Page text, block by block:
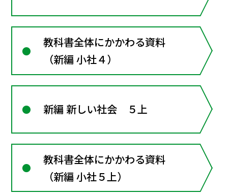
教科書全体にかかわる資料
（新編 小社４）
新編 新しい社会 ５上
教科書全体にかかわる資料
（新編 小社５上）